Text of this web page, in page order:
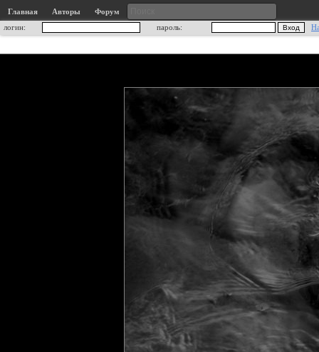
Главная Авторы
Форум
логин:
пароль: